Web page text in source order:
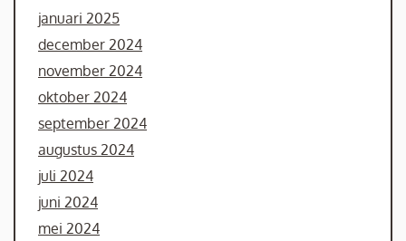
januari 2025
december 2024
november 2024
oktober 2024
september 2024
augustus 2024
juli 2024
juni 2024
mei 2024